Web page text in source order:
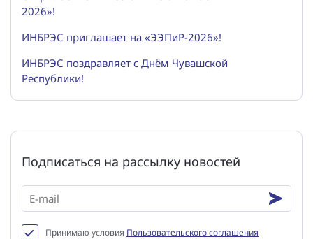
2026»!
ИНБРЭС приглашает на «ЭЭПиР-2026»!
ИНБРЭС поздравляет с Днём Чувашской
Республики!
Подписаться на рассылку новостей
Принимаю условия Пользовательского соглашения